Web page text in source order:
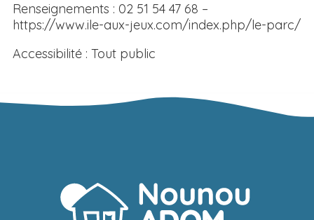
Renseignements : 02 51 54 47 68 –
https://www.ile-aux-jeux.com/index.php/le-parc/
Accessibilité : Tout public